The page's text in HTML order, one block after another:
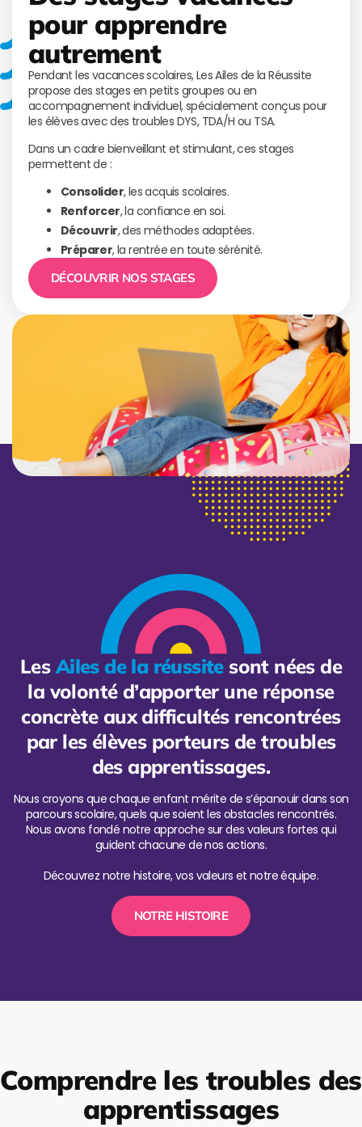
pour apprendre
autrement
Pendant les vacances scolaires, Les Ailes de la Réussite
propose des stages en petits groupes ou en
accompagnement individuel, spécialement conçus pour
les élèves avec des troubles DYS, TDA/H ou TSA.
Dans un cadre bienveillant et stimulant, ces stages
permettent de :
Consolider, les acquis scolaires.
Renforcer, la confiance en soi.
Découvrir, des méthodes adaptées.
Préparer, la rentrée en toute sérénité.
DÉCOUVRIR NOS STAGES
LesAiles de la réussitesont nées de
la volonté d’apporter une réponse
concrète aux difficultés rencontrées
par les élèves porteurs de troubles
des apprentissages.
Nous croyons que chaque enfant mérite de s’épanouir dans son
parcours scolaire, quels que soient les obstacles rencontrés.
Nous avons fondé notre approche sur des valeurs fortes qui
guident chacune de nos actions.
Découvrez notre histoire, vos valeurs et notre équipe.
NOTRE HISTOIRE
Comprendre les troubles des
apprentissages